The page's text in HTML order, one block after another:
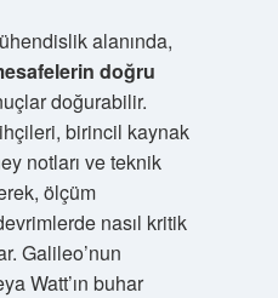
alanında,
doğru
doğurabilir.
birincil kaynak
notları ve teknik
ölçüm
nasıl kritik
Galileo’nun
Watt’ın buhar